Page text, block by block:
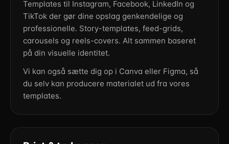
Templates til Instagram, Facebook, LinkedIn og
TikTok der gør dine opslag genkendelige og
professionelle. Story-templates, feed-grids,
carousels og reels-covers. Alt sammen baseret
på din visuelle identitet.
Vi kan også sætte dig op i Canva eller Figma, så
du selv kan producere materialet ud fra vores
templates.